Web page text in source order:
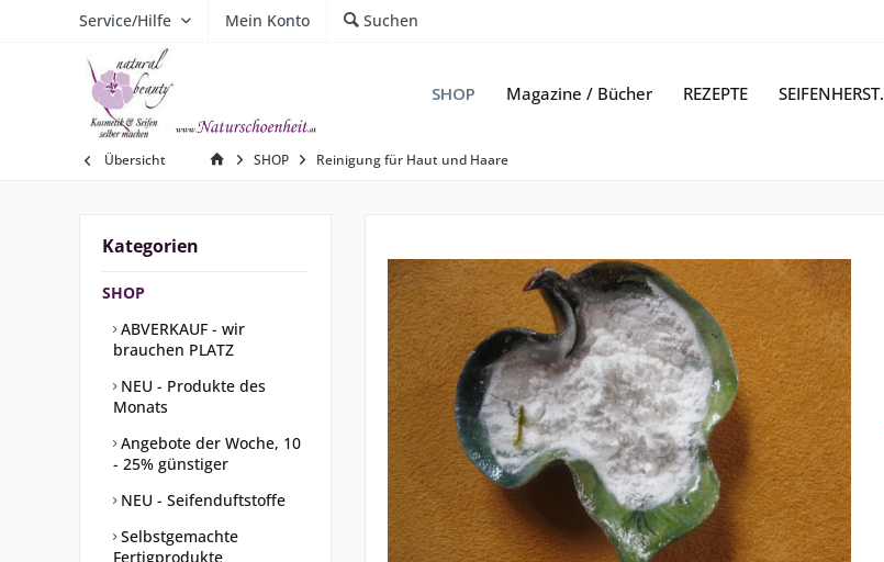
Service/Hilfe Mein Konto Suchen
SHOP Magazine / Bücher REZEPTE SEIFENHERST.
Übersicht SHOP Reinigung für Haut und Haare
Kategorien
SHOP
ABVERKAUF - wir
brauchen PLATZ
NEU - Produkte des
Monats
Angebote der Woche, 10
- 25% günstiger
NEU - Seifenduftstoffe
Selbstgemachte
Fertigprodukte